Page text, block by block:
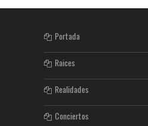
Portada
Raices
Realidades
Conciertos